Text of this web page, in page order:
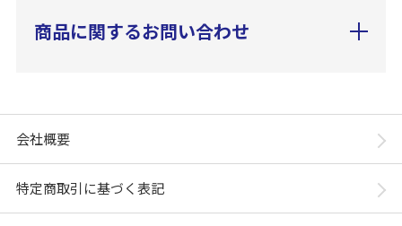
商品に関するお問い合わせ
会社概要
特定商取引に基づく表記